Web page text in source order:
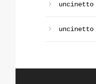
uncinetto
uncinetto